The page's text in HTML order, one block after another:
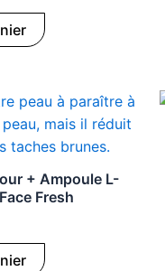
+ Ampoule L-
Fresh